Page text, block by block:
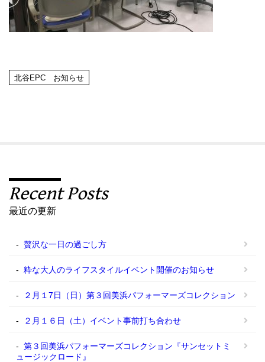
北谷EPC お知らせ
Recent Posts
最近の更新
贅沢な一日の過ごし方
粋な大人のライフスタイルイベント開催のお知らせ
２月１7日（日）第３回美浜パフォーマーズコレクション
２月１６日（土）イベント事前打ち合わせ
第３回美浜パフォーマーズコレクション『サンセットミ
ュージックロード』